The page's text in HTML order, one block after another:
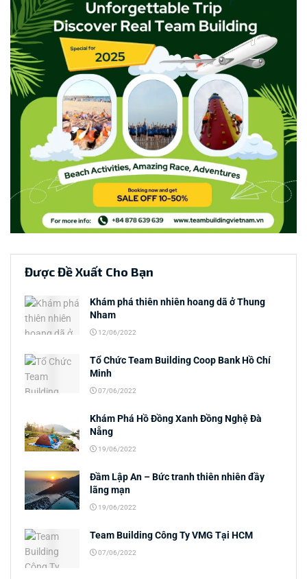
Được Đề Xuất Cho Bạn
Khám phá thiên nhiên hoang dã ở Thung
Nham
12/06/2022
Tổ Chức Team Building Coop Bank Hồ Chí
Minh
07/06/2022
Khám Phá Hồ Đồng Xanh Đồng Nghệ Đà
Nẵng
19/06/2022
Đầm Lập An – Bức tranh thiên nhiên đầy
lãng mạn
19/06/2022
Team Building Công Ty VMG Tại HCM
07/06/2022